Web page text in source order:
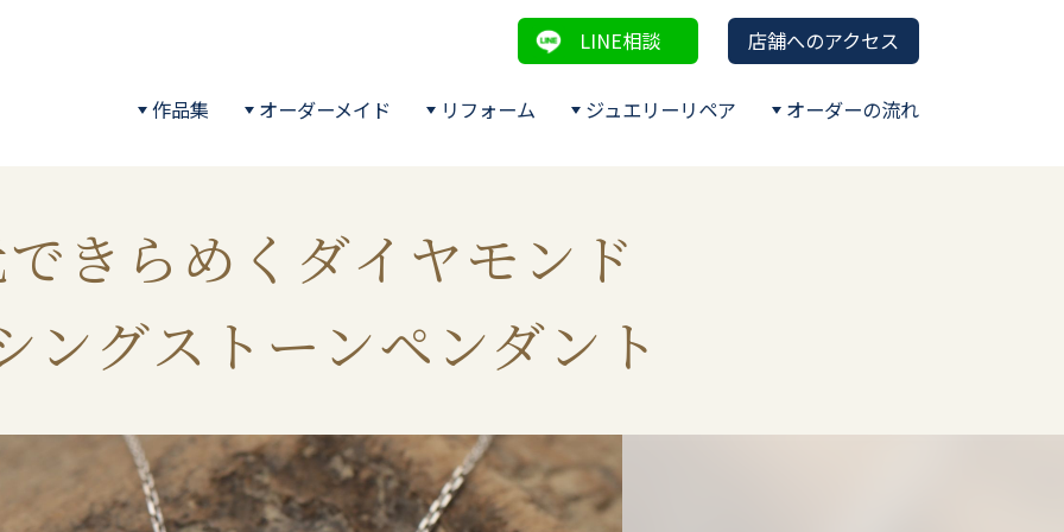
LINE相談 店舗へのアクセス
作品集 オーダーメイド リフォーム ジュエリーリペア オーダーの流れ
きらめくダイヤモンド
ングストーンペンダント